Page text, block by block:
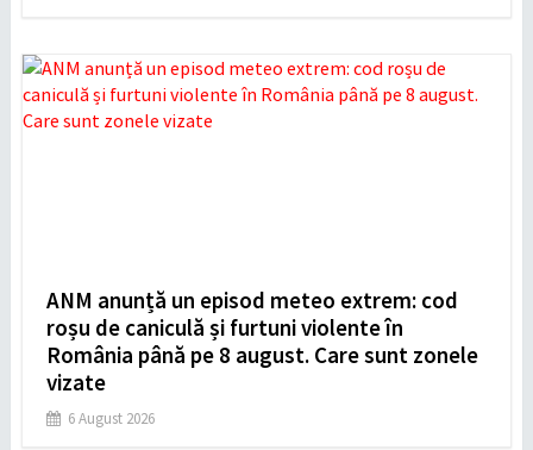
ANM anunță un episod meteo extrem: cod
roșu de caniculă și furtuni violente în
România până pe 8 august. Care sunt zonele
vizate
6 August 2026